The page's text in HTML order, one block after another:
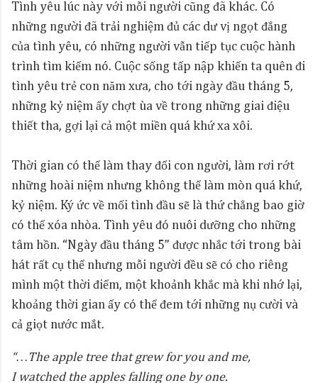
Tình yêu lúc này với mỗi người cũng đã khác. Có
những người đã trải nghiệm đủ các dư vị ngọt đắng
của tình yêu, có những người vẫn tiếp tục cuộc hành
trình tìm kiếm nó. Cuộc sống tấp nập khiến ta quên đi
tình yêu trẻ con năm xưa, cho tới ngày đầu tháng 5,
những kỷ niệm ấy chợt ùa về trong những giai điệu
thiết tha, gợi lại cả một miền quá khứ xa xôi.
Thời gian có thể làm thay đổi con người, làm rơi rớt
những hoài niệm nhưng không thể làm mòn quá khứ,
kỷ niệm. Ký ức về mối tình đầu sẽ là thứ chẳng bao giờ
có thể xóa nhòa. Tình yêu đó nuôi dưỡng cho những
tâm hồn. “Ngày đầu tháng 5” được nhắc tới trong bài
hát rất cụ thể nhưng mỗi người đều sẽ có cho riêng
mình một thời điểm, một khoảnh khắc mà khi nhớ lại,
khoảng thời gian ấy có thể đem tới những nụ cười và
cả giọt nước mắt.
“…The apple tree that grew for you and me,
I watched the apples falling one by one.